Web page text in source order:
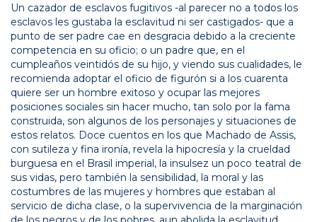
Un cazador de esclavos fugitivos -al parecer no a todos los
esclavos les gustaba la esclavitud ni ser castigados- que a
punto de ser padre cae en desgracia debido a la creciente
competencia en su oficio; o un padre que, en el
cumpleaños veintidós de su hijo, y viendo sus cualidades, le
recomienda adoptar el oficio de figurón si a los cuarenta
quiere ser un hombre exitoso y ocupar las mejores
posiciones sociales sin hacer mucho, tan solo por la fama
construida, son algunos de los personajes y situaciones de
estos relatos. Doce cuentos en los que Machado de Assis,
con sutileza y fina ironía, revela la hipocresía y la crueldad
burguesa en el Brasil imperial, la insulsez un poco teatral de
sus vidas, pero también la sensibilidad, la moral y las
costumbres de las mujeres y hombres que estaban al
servicio de dicha clase, o la supervivencia de la marginación